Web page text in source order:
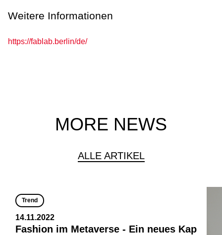
Weitere Informationen
https://fablab.berlin/de/
MORE NEWS
ALLE ARTIKEL
Trend
14.11.2022
Fashion im Metaverse - Ein neues Kap